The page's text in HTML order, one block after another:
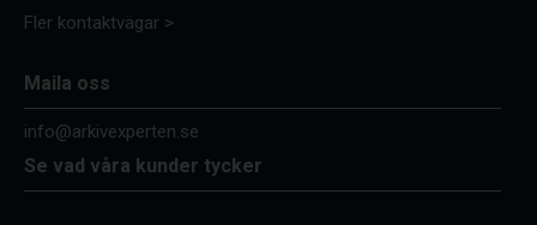
Fler kontaktvägar >
Maila oss
info@arkivexperten.se
Se vad våra kunder tycker